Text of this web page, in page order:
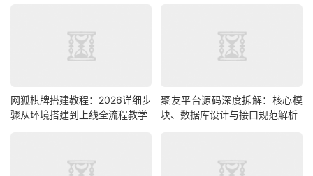
网狐棋牌搭建教程：2026详细步
骤从环境搭建到上线全流程教学
聚友平台源码深度拆解：核心模
块、数据库设计与接口规范解析